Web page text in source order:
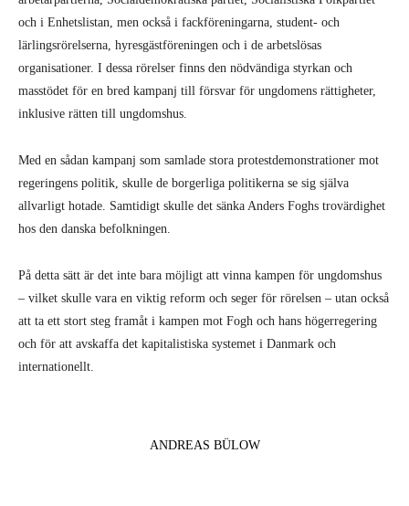
och i Enhetslistan, men också i fackföreningarna, student- och
lärlingsrörelserna, hyresgästföreningen och i de arbetslösas
organisationer. I dessa rörelser finns den nödvändiga styrkan och
masstödet för en bred kampanj till försvar för ungdomens rättigheter,
inklusive rätten till ungdomshus.
Med en sådan kampanj som samlade stora protestdemonstrationer mot
regeringens politik, skulle de borgerliga politikerna se sig själva
allvarligt hotade. Samtidigt skulle det sänka Anders Foghs trovärdighet
hos den danska befolkningen.
På detta sätt är det inte bara möjligt att vinna kampen för ungdomshus
– vilket skulle vara en viktig reform och seger för rörelsen – utan också
att ta ett stort steg framåt i kampen mot Fogh och hans högerregering
och för att avskaffa det kapitalistiska systemet i Danmark och
internationellt.
ANDREAS BÜLOW